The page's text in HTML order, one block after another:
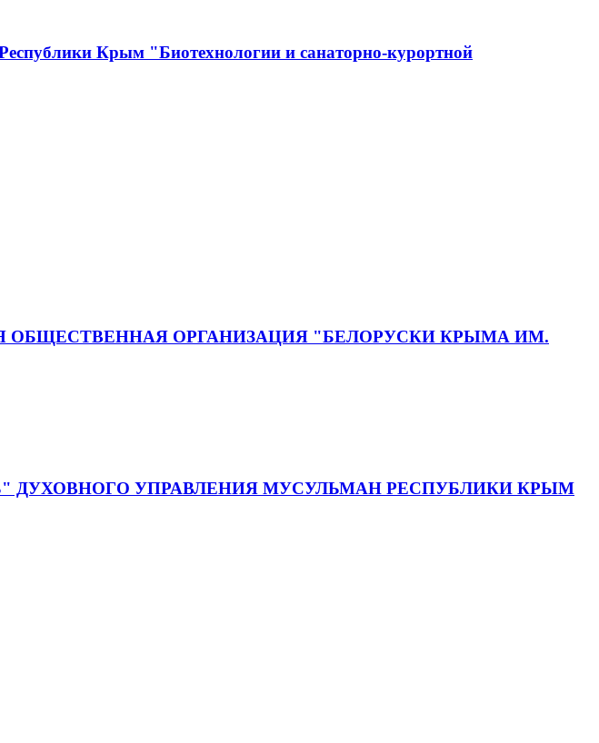
Крым "Биотехнологии и санаторно-курортной
ОБЩЕСТВЕННАЯ ОРГАНИЗАЦИЯ "БЕЛОРУСКИ КРЫМА ИМ.
ДУХОВНОГО УПРАВЛЕНИЯ МУСУЛЬМАН РЕСПУБЛИКИ КРЫМ